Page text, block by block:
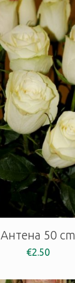
Антена 50 cm
€2.50